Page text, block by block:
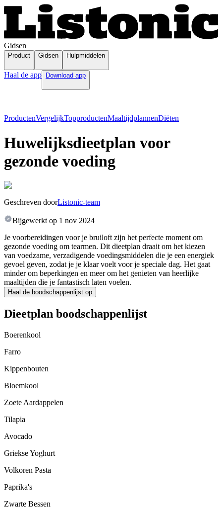
Gidsen
Product Gidsen Hulpmiddelen
Haal de app Download app
ProductenVergelijkTopproductenMaaltijdplannenDiëten
Huwelijksdieetplan voor
gezonde voeding
Geschreven doorListonic-team
Bijgewerkt op 1 nov 2024
Je voorbereidingen voor je bruiloft zijn het perfecte moment om
gezonde voeding om tearmen. Dit dieetplan draait om het kiezen
van voedzame, verzadigende voedingsmiddelen die je een energiek
gevoel geven, zodat je je klaar voelt voor je speciale dag. Het gaat
minder om beperkingen en meer om het genieten van heerlijke
maaltijden die je fantastisch laten voelen.
Haal de boodschappenlijst op
Dieetplan boodschappenlijst
Boerenkool
Farro
Kippenbouten
Bloemkool
Zoete Aardappelen
Tilapia
Avocado
Griekse Yoghurt
Volkoren Pasta
Paprika's
Zwarte Bessen